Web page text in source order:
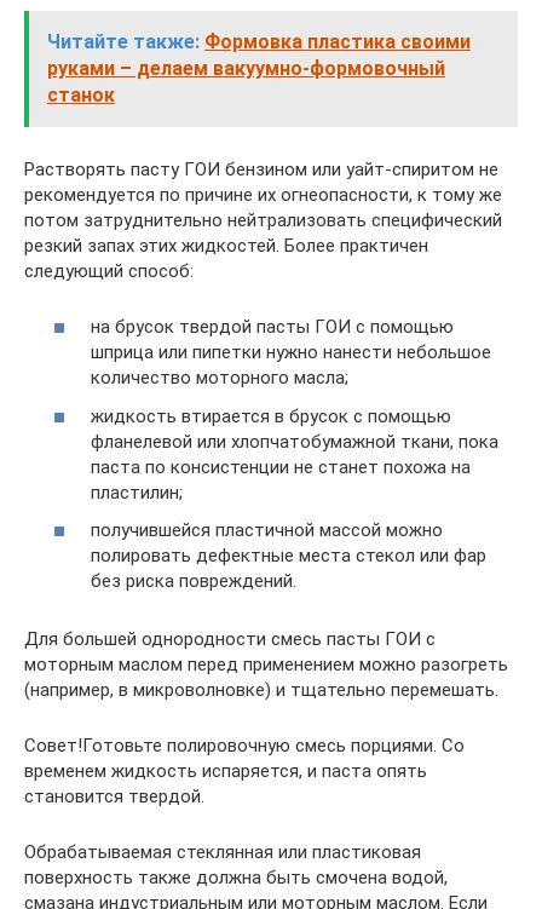
Читайте также: Формовка пластика своими
руками – делаем вакуумно-формовочный
станок
Растворять пасту ГОИ бензином или уайт-спиритом не
рекомендуется по причине их огнеопасности, к тому же
потом затруднительно нейтрализовать специфический
резкий запах этих жидкостей. Более практичен
следующий способ:
на брусок твердой пасты ГОИ с помощью
шприца или пипетки нужно нанести небольшое
количество моторного масла;
жидкость втирается в брусок с помощью
фланелевой или хлопчатобумажной ткани, пока
паста по консистенции не станет похожа на
пластилин;
получившейся пластичной массой можно
полировать дефектные места стекол или фар
без риска повреждений.
Для большей однородности смесь пасты ГОИ с
моторным маслом перед применением можно разогреть
(например, в микроволновке) и тщательно перемешать.
Совет!Готовьте полировочную смесь порциями. Со
временем жидкость испаряется, и паста опять
становится твердой.
Обрабатываемая стеклянная или пластиковая
поверхность также должна быть смочена водой,
смазана индустриальным или моторным маслом. Если